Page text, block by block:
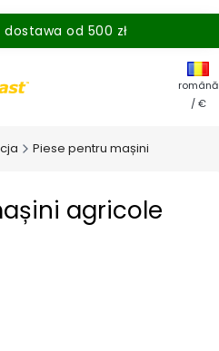
od 500 zł
română
/ €
Piese pentru mașini
agricole